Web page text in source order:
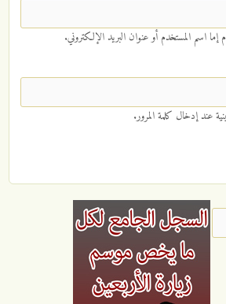
المستخدم أو عنوان البريد الإلكتروني.
إدخال كلمة المرور.